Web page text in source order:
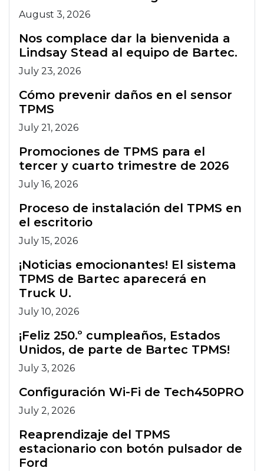
August 3, 2026
Nos complace dar la bienvenida a
Lindsay Stead al equipo de Bartec.
July 23, 2026
Cómo prevenir daños en el sensor
TPMS
July 21, 2026
Promociones de TPMS para el
tercer y cuarto trimestre de 2026
July 16, 2026
Proceso de instalación del TPMS en
el escritorio
July 15, 2026
¡Noticias emocionantes! El sistema
TPMS de Bartec aparecerá en
Truck U.
July 10, 2026
¡Feliz 250.º cumpleaños, Estados
Unidos, de parte de Bartec TPMS!
July 3, 2026
Configuración Wi-Fi de Tech450PRO
July 2, 2026
Reaprendizaje del TPMS
estacionario con botón pulsador de
Ford